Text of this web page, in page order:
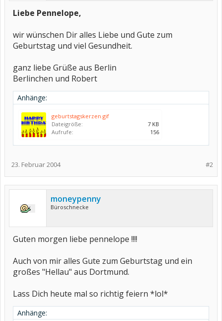
Liebe Pennelope,
wir wünschen Dir alles Liebe und Gute zum
Geburtstag und viel Gesundheit.
ganz liebe Grüße aus Berlin
Berlinchen und Robert
Anhänge:
geburtstagskerzen.gif
Dateigröße:
7 KB
Aufrufe:
156
#2
23. Februar 2004
moneypenny
Büroschnecke
Guten morgen liebe pennelope !!!!
Auch von mir alles Gute zum Geburtstag und ein
großes "Hellau" aus Dortmund.
Lass Dich heute mal so richtig feiern *lol*
Anhänge: